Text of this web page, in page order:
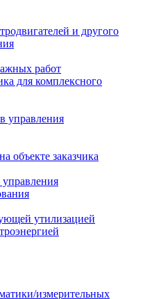
и другого
работ
для комплексного
управления
объекте заказчика
утилизацией
измерительных